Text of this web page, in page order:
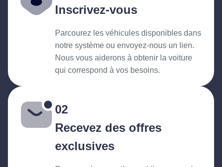
Inscrivez-vous
Parcourez les véhicules disponibles dans
notre système ou envoyez-nous un lien.
Nous vous aiderons à obtenir la voiture
qui correspond à vos besoins.
02
Recevez des offres
exclusives